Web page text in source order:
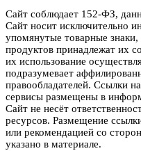
Сайт соблюдает 152-ФЗ,
Сайт носит исключительно
упомянутые товарные
продуктов принадлежат их
их использование
подразумевает
правообладателей. Ссылки
сервисы размещены в
Сайт не несёт
ресурсов. Размещение
или рекомендацией со
указано в материале.